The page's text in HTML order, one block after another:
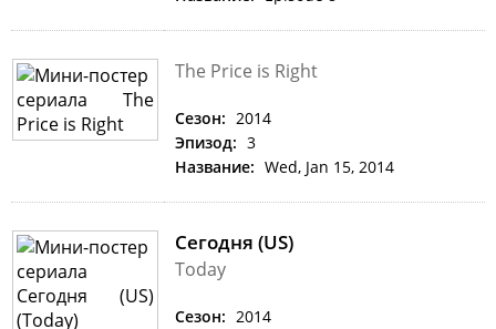
The Price is Right
Сезон: 2014
Эпизод: 3
Название: Wed, Jan 15, 2014
Сегодня (US)
Today
Сезон: 2014